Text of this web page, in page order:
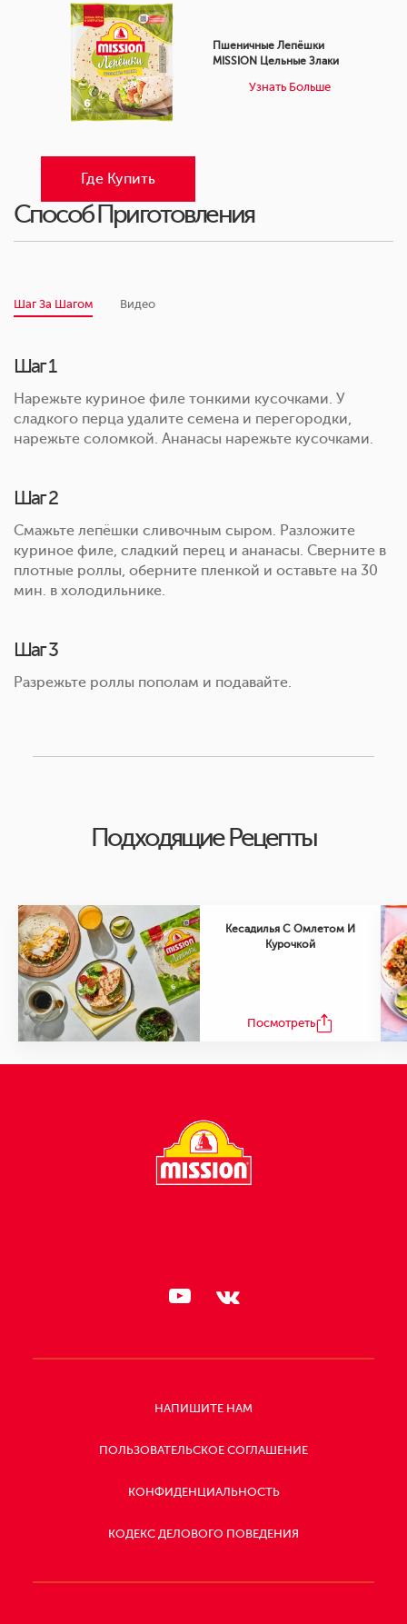
Пшеничные Лепёшки
MISSION Цельные Злаки
Узнать Больше
Где Купить
Способ Приготовления
Шаг За Шагом Видео
Шаг 1
Нарежьте куриное филе тонкими кусочками. У
сладкого перца удалите семена и перегородки,
нарежьте соломкой. Ананасы нарежьте кусочками.
Шаг 2
Смажьте лепёшки сливочным сыром. Разложите
куриное филе, сладкий перец и ананасы. Сверните в
плотные роллы, оберните пленкой и оставьте на 30
мин. в холодильнике.
Шаг 3
Разрежьте роллы пополам и подавайте.
Подходящие Рецепты
Кесадилья С Омлетом И
Курочкой
Посмотреть
НАПИШИТЕ НАМ
ПОЛЬЗОВАТЕЛЬСКОЕ СОГЛАШЕНИЕ
КОНФИДЕНЦИАЛЬНОСТЬ
КОДЕКС ДЕЛОВОГО ПОВЕДЕНИЯ